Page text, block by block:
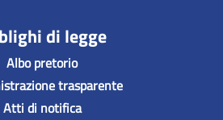
di legge
Albo pretorio
trasparente
Atti di notifica